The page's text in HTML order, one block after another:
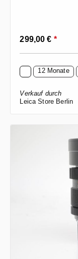
Regulärer Preis:
299,00 € *
12 Monate
Verkauf durch
Leica Store Berlin